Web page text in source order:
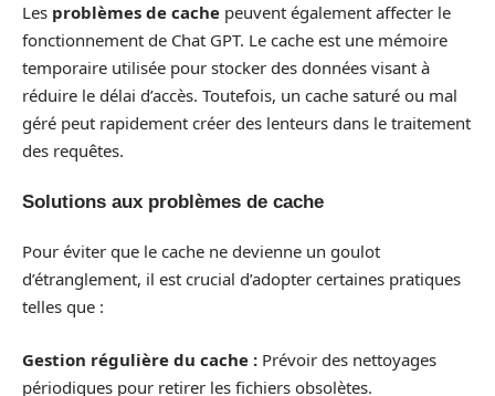
Les problèmes de cache peuvent également affecter le
fonctionnement de Chat GPT. Le cache est une mémoire
temporaire utilisée pour stocker des données visant à
réduire le délai d’accès. Toutefois, un cache saturé ou mal
géré peut rapidement créer des lenteurs dans le traitement
des requêtes.
Solutions aux problèmes de cache
Pour éviter que le cache ne devienne un goulot
d’étranglement, il est crucial d’adopter certaines pratiques
telles que :
Gestion régulière du cache : Prévoir des nettoyages
périodiques pour retirer les fichiers obsolètes.